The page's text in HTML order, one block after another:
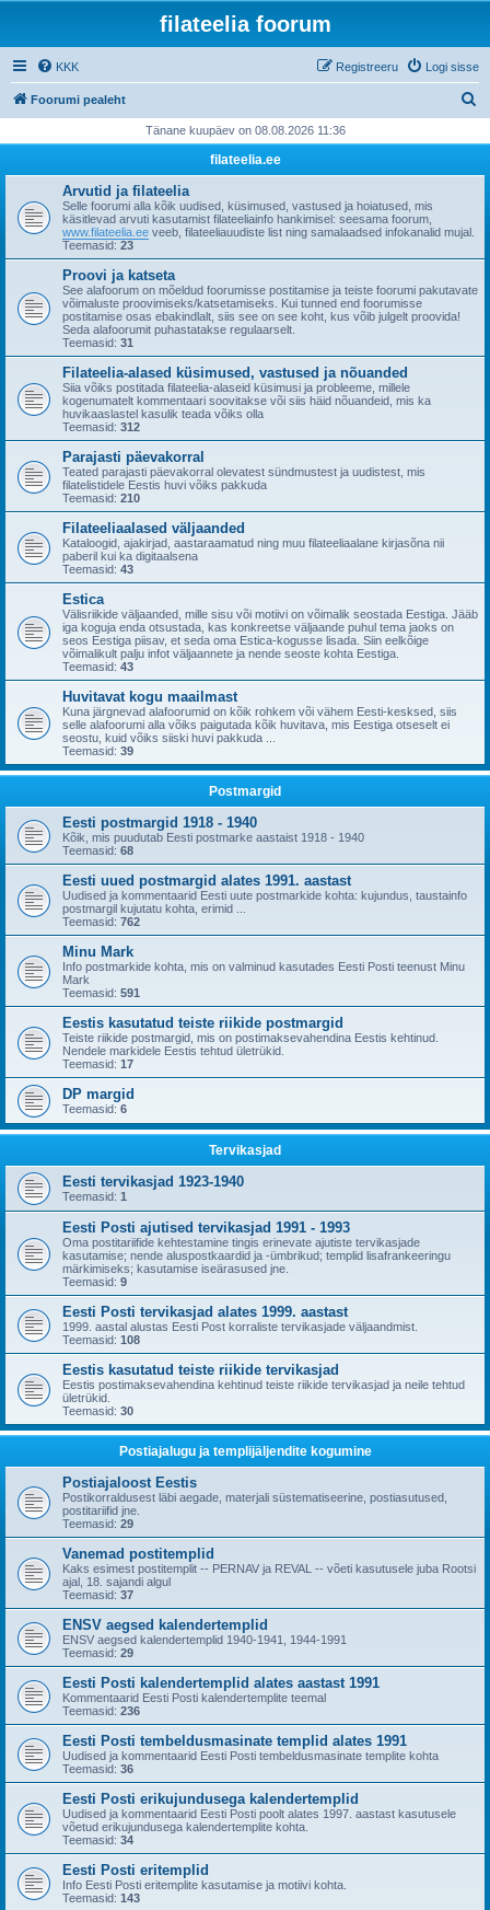
filateelia foorum
KKK Logi sisse
Registreeru
Foorumi pealeht
i
Tänane kuupäev on 08.08.2026 11:36
filateelia.ee
Arvutid ja filateelia
Selle foorumi alla kõik uudised, küsimused, vastused ja hoiatused, mis
käsitlevad arvuti kasutamist filateeliainfo hankimisel: seesama foorum,
www.filateelia.ee veeb, filateeliauudiste list ning samalaadsed infokanalid mujal.
Teemasid: 23
Proovi ja katseta
See alafoorum on mõeldud foorumisse postitamise ja teiste foorumi pakutavate
võimaluste proovimiseks/katsetamiseks. Kui tunned end foorumisse
postitamise osas ebakindlalt, siis see on see koht, kus võib julgelt proovida!
Seda alafoorumit puhastatakse regulaarselt.
Teemasid: 31
Filateelia-alased küsimused, vastused ja nõuanded
Siia võiks postitada filateelia-alaseid küsimusi ja probleeme, millele
kogenumatelt kommentaari soovitakse või siis häid nõuandeid, mis ka
huvikaaslastel kasulik teada võiks olla
Teemasid: 312
Parajasti päevakorral
Teated parajasti päevakorral olevatest sündmustest ja uudistest, mis
filatelistidele Eestis huvi võiks pakkuda
Teemasid: 210
Filateeliaalased väljaanded
Kataloogid, ajakirjad, aastaraamatud ning muu filateeliaalane kirjasõna nii
paberil kui ka digitaalsena
Teemasid: 43
Estica
Välisriikide väljaanded, mille sisu või motiivi on võimalik seostada Eestiga. Jääb
iga koguja enda otsustada, kas konkreetse väljaande puhul tema jaoks on
seos Eestiga piisav, et seda oma Estica-kogusse lisada. Siin eelkõige
võimalikult palju infot väljaannete ja nende seoste kohta Eestiga.
Teemasid: 43
Huvitavat kogu maailmast
Kuna järgnevad alafoorumid on kõik rohkem või vähem Eesti-kesksed, siis
selle alafoorumi alla võiks paigutada kõik huvitava, mis Eestiga otseselt ei
seostu, kuid võiks siiski huvi pakkuda ...
Teemasid: 39
Postmargid
Eesti postmargid 1918 - 1940
Kõik, mis puudutab Eesti postmarke aastaist 1918 - 1940
Teemasid: 68
Eesti uued postmargid alates 1991. aastast
Uudised ja kommentaarid Eesti uute postmarkide kohta: kujundus, taustainfo
postmargil kujutatu kohta, erimid ...
Teemasid: 762
Minu Mark
Info postmarkide kohta, mis on valminud kasutades Eesti Posti teenust Minu
Mark
Teemasid: 591
Eestis kasutatud teiste riikide postmargid
Teiste riikide postmargid, mis on postimaksevahendina Eestis kehtinud.
Nendele markidele Eestis tehtud ületrükid.
Teemasid: 17
DP margid
Teemasid: 6
Tervikasjad
Eesti tervikasjad 1923-1940
Teemasid: 1
Eesti Posti ajutised tervikasjad 1991 - 1993
Oma postitariifide kehtestamine tingis erinevate ajutiste tervikasjade
kasutamise; nende aluspostkaardid ja -ümbrikud; templid lisafrankeeringu
märkimiseks; kasutamise iseärasused jne.
Teemasid: 9
Eesti Posti tervikasjad alates 1999. aastast
1999. aastal alustas Eesti Post korraliste tervikasjade väljaandmist.
Teemasid: 108
Eestis kasutatud teiste riikide tervikasjad
Eestis postimaksevahendina kehtinud teiste riikide tervikasjad ja neile tehtud
ületrükid.
Teemasid: 30
Postiajalugu ja templijäljendite kogumine
Postiajaloost Eestis
Postikorraldusest läbi aegade, materjali süstematiseerine, postiasutused,
postitariifid jne.
Teemasid: 29
Vanemad postitemplid
Kaks esimest postitemplit -- PERNAV ja REVAL -- võeti kasutusele juba Rootsi
ajal, 18. sajandi algul
Teemasid: 37
ENSV aegsed kalendertemplid
ENSV aegsed kalendertemplid 1940-1941, 1944-1991
Teemasid: 29
Eesti Posti kalendertemplid alates aastast 1991
Kommentaarid Eesti Posti kalendertemplite teemal
Teemasid: 236
Eesti Posti tembeldusmasinate templid alates 1991
Uudised ja kommentaarid Eesti Posti tembeldusmasinate templite kohta
Teemasid: 36
Eesti Posti erikujundusega kalendertemplid
Uudised ja kommentaarid Eesti Posti poolt alates 1997. aastast kasutusele
võetud erikujundusega kalendertemplite kohta.
Teemasid: 34
Eesti Posti eritemplid
Info Eesti Posti eritemplite kasutamise ja motiivi kohta.
Teemasid: 143